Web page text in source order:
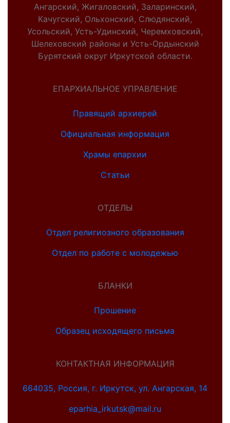
Ангарский, Жигаловский, Заларинский,
Качугский, Ольхонский, Слюдянский,
Усольский, Усть-Удинский, Черемховский,
Шелеховский районы и Усть-Ордынский
Бурятский округ Иркутской области.
ЕПАРХИАЛЬНОЕ УПРАВЛЕНИЕ
Правящий архиерей
Официальная информация
Храмы епархии
Статьи
ОТДЕЛЫ
Отдел религиозного образования
Отдел по работе с молодежью
БЛАНКИ
Прошение
Образец исходящего письма
КОНТАКТНАЯ ИНФОРМАЦИЯ
664035, Россия, г. Иркутск, ул. Ангарская, 14
eparhia_irkutsk@mail.ru